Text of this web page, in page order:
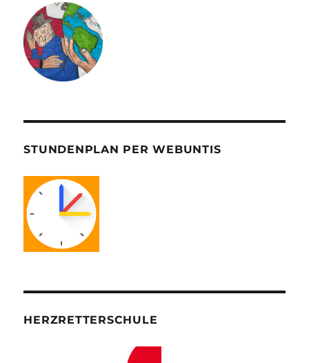
STUNDENPLAN PER WEBUNTIS
HERZRETTERSCHULE